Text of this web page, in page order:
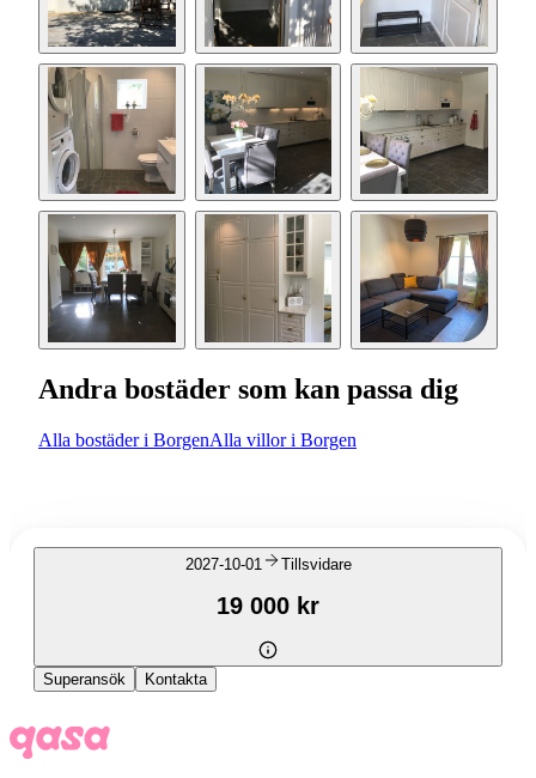
Andra bostäder som kan passa dig
Alla bostäder i BorgenAlla villor i Borgen
2027-10-01 Tillsvidare
19 000 kr
Superansök Kontakta